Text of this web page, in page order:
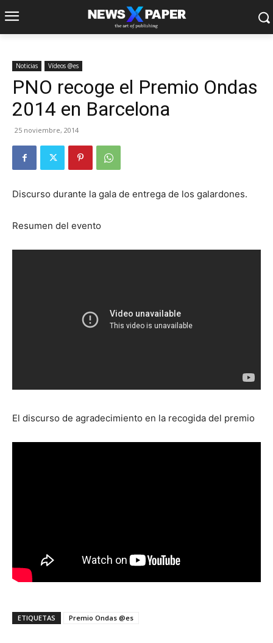
Noticias Vídeos @es
PNO recoge el Premio Ondas
2014 en Barcelona
25 noviembre, 2014
Discurso durante la gala de entrega de los galardones.
Resumen del evento
El discurso de agradecimiento en la recogida del premio
ETIQUETAS Premio Ondas @es